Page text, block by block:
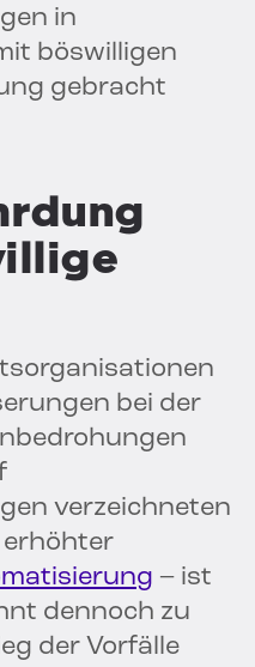
in
böswilligen
gebracht
bei der
verzeichneten
– ist
dennoch zu
der Vorfälle